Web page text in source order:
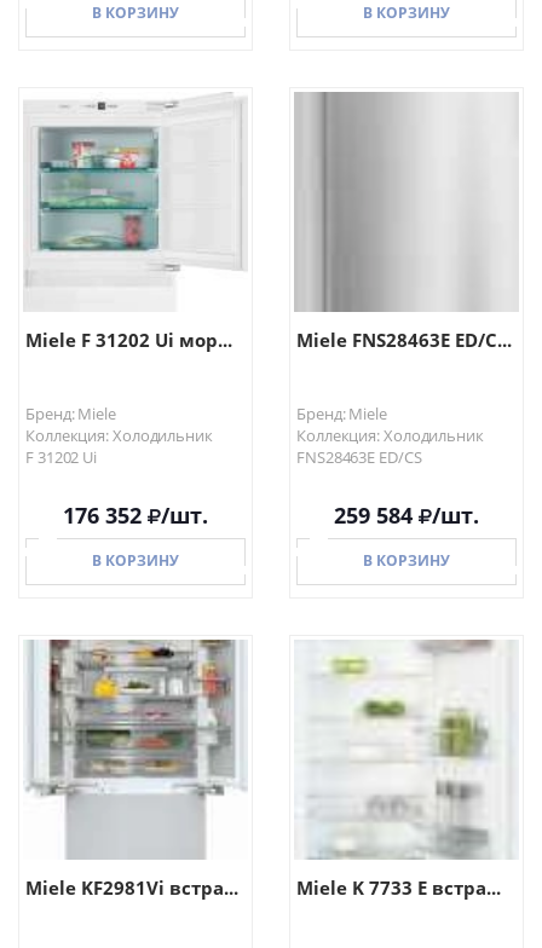
В КОРЗИНУ
В КОРЗИНУ
В КОРЗИНУ
Miele F 31202 Ui мор...
Бренд: Miele
Коллекция: Холодильник
F 31202 Ui
176 352 /шт.
В КОРЗИНУ
В КОРЗИНУ
Miele FNS28463E ED/C...
Бренд: Miele
Коллекция: Холодильник
FNS28463E ED/CS
259 584 /шт.
В КОРЗИНУ
В КОРЗИНУ
Miele KF2981Vi встра... Miele K 7733 E встра...